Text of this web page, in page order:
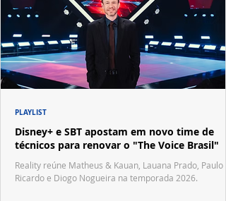
Disney+ e SBT apostam em novo time de
técnicos para renovar o "The Voice Brasil"
Reality reúne Matheus & Kauan, Lauana Prado, Paulo
Ricardo e Diogo Nogueira na temporada 2026.
PLAYLIST